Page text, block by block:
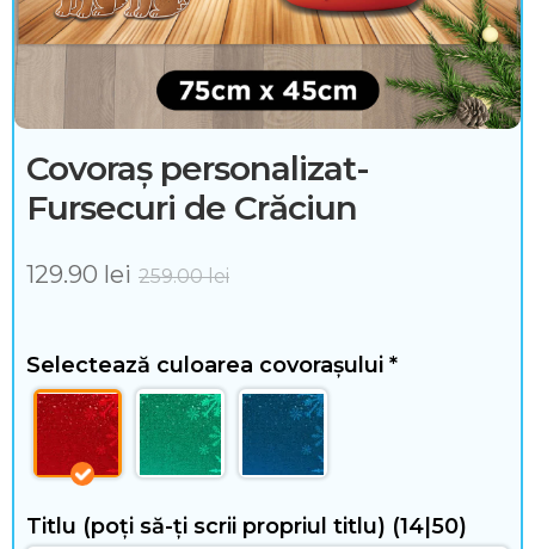
t
i
c
e
s
o
r
Covoraș personalizat-
Fursecuri de Crăciun
129.90 lei 259.00lei
Selectează culoarea covorașului *
Titlu (poți să-ți scrii propriul titlu) (14|50)